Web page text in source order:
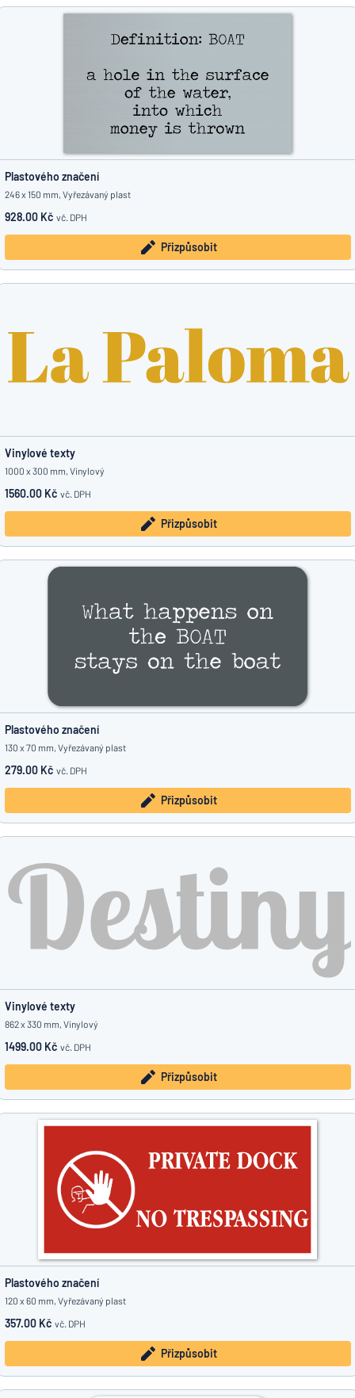
Plastového značení
246 x 150 mm, Vyřezávaný plast
928.00 Kč vč. DPH
Přizpůsobit
Vinylové texty
1000 x 300 mm, Vinylový
1560.00 Kč vč. DPH
Přizpůsobit
Plastového značení
130 x 70 mm, Vyřezávaný plast
279.00 Kč vč. DPH
Přizpůsobit
Vinylové texty
862 x 330 mm, Vinylový
1499.00 Kč vč. DPH
Přizpůsobit
Plastového značení
120 x 60 mm, Vyřezávaný plast
357.00 Kč vč. DPH
Přizpůsobit